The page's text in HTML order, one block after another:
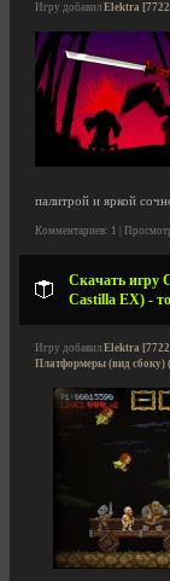
Игру добавил Elektra
палитрой и яркой
Комментариев: 1 |
Скачать игру
Castilla EX) -
Игру добавил Elektra
Платформеры (вид сбоку)